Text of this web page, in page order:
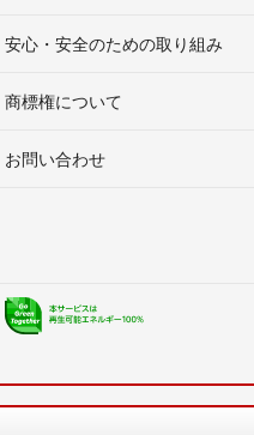
安心・安全のための取り組み
商標権について
お問い合わせ